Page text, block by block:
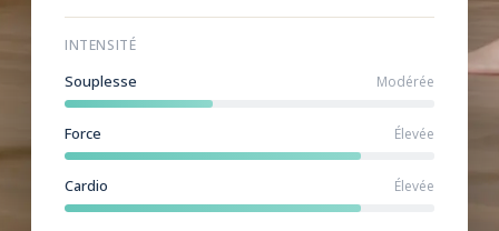
INTENSITÉ
Souplesse Modérée
Force Élevée
Cardio Élevée